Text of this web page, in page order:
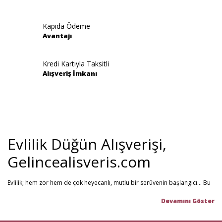
Kapıda Ödeme
Avantajı
Kredi Kartıyla Taksitli
Alışveriş İmkanı
Evlilik Düğün Alışverişi,
Gelincealisveris.com
Evlilik; hem zor hem de çok heyecanlı, mutlu bir serüvenin başlangıcı... Bu
Gelince Alışveriş; 2013 senesinden beri hizmet veren ve müşteri